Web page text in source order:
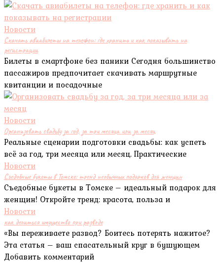
Новости
Скачать авиабилеты на телефон: где хранить и как показывать на
регистрации
Билеты в смартфоне без паники Сегодня большинство
пассажиров предпочитает скачивать маршрутные
квитанции и посадочные
Новости
Организовать свадьбу за год, за три месяца или за месяц
Реальные сценарии подготовки свадьбы: как успеть
всё за год, три месяца или месяц. Практические
Новости
Съедобные букеты в Томске: тренд необычных подарков для женщин
Съедобные букеты в Томске – идеальный подарок для
женщин! Откройте тренд: красота, польза и
Новости
как делиться имущество при разводе
«Вы переживаете развод? Боитесь потерять нажитое?
Эта статья – ваш спасательный круг в бушующем
Добавить комментарий